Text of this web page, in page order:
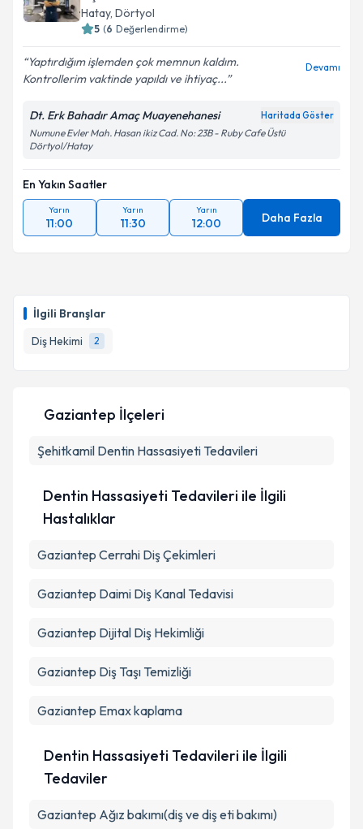
İlgili Branşlar
Diş Hekimi
2
Kişisel verilerimin işlenmesine ilişkin
Aydınlatma
Metni'ni okudum ve kişisel verilerimin belirtilen
Takvim Talebini Gönder
Hatay, Dörtyol
5 (6 Değerlendirme)
Yaptırdığım işlemden çok memnun kaldım.
Kontrollerim vaktinde yapıldı ve ihtiyaç...
Devamı
Dt. Erk Bahadır Amaç Muayenehanesi Haritada Göster
Numune Evler Mah. Hasan ikiz Cad. No: 23B - Ruby Cafe Üstü
Dörtyol/Hatay
En Yakın Saatler
Yarın
11:00
Yarın
11:30
Yarın
12:00 Daha Fazla
Gaziantep İlçeleri
Şehitkamil Dentin Hassasiyeti Tedavileri
Dentin Hassasiyeti Tedavileri ile İlgili
Hastalıklar
Gaziantep Cerrahi Diş Çekimleri
Gaziantep Daimi Diş Kanal Tedavisi
Gaziantep Dijital Diş Hekimliği
Gaziantep Diş Taşı Temizliği
Gaziantep Emax kaplama
Dentin Hassasiyeti Tedavileri ile İlgili
Tedaviler
Gaziantep Ağız bakımı(diş ve diş eti bakımı)